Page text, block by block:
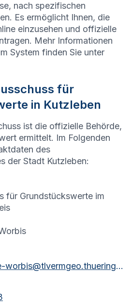
nach spezifischen
Es ermöglicht Ihnen, die
einzusehen und offizielle
Mehr Informationen
System finden Sie unter
für
in Kutzleben
ist die offizielle Behörde,
ermittelt. Im Folgenden
des
der Stadt Kutzleben:
für Grundstückswerte im
gutachter.leinefelde-worbis@tlvermgeo.thueringen.de